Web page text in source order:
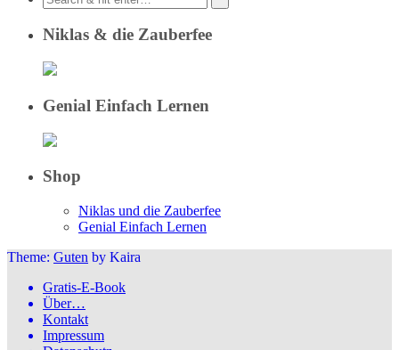
Niklas & die Zauberfee
Genial Einfach Lernen
Shop
Niklas und die Zauberfee
Genial Einfach Lernen
Theme: Guten by Kaira
Gratis-E-Book
Über…
Kontakt
Impressum